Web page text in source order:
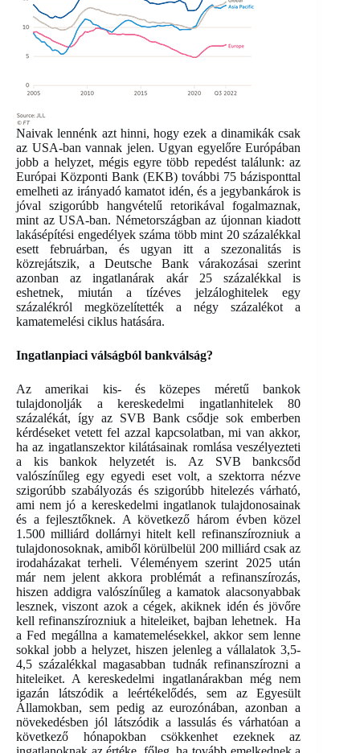
Naivak lennénk azt hinni, hogy ezek a dinamikák csak
az USA-ban vannak jelen. Ugyan egyelőre Európában
jobb a helyzet, mégis egyre több repedést találunk: az
Európai Központi Bank (EKB) további 75 bázisponttal
emelheti az irányadó kamatot idén, és a jegybankárok is
jóval szigorúbb hangvételű retorikával fogalmaznak,
mint az USA-ban. Németországban az újonnan kiadott
lakásépítési engedélyek száma több mint 20 százalékkal
esett februárban, és ugyan itt a szezonalitás is
közrejátszik, a Deutsche Bank várakozásai szerint
azonban az ingatlanárak akár 25 százalékkal is
eshetnek, miután a tízéves jelzáloghitelek egy
százalékról megközelítették a négy százalékot a
kamatemelési ciklus hatására.
Ingatlanpiaci válságból bankválság?
Az amerikai kis- és közepes méretű bankok
tulajdonolják a kereskedelmi ingatlanhitelek 80
százalékát, így az SVB Bank csődje sok emberben
kérdéseket vetett fel azzal kapcsolatban, mi van akkor,
ha az ingatlanszektor kilátásainak romlása veszélyezteti
a kis bankok helyzetét is. Az SVB bankcsőd
valószínűleg egy egyedi eset volt, a szektorra nézve
szigorúbb szabályozás és szigorúbb hitelezés várható,
ami nem jó a kereskedelmi ingatlanok tulajdonosainak
és a fejlesztőknek. A következő három évben közel
1.500 milliárd dollárnyi hitelt kell refinanszírozniuk a
tulajdonosoknak, amiből körülbelül 200 milliárd csak az
irodaházakat terheli. Véleményem szerint 2025 után
már nem jelent akkora problémát a refinanszírozás,
hiszen addigra valószínűleg a kamatok alacsonyabbak
lesznek, viszont azok a cégek, akiknek idén és jövőre
kell refinanszírozniuk a hiteleiket, bajban lehetnek. Ha
a Fed megállna a kamatemelésekkel, akkor sem lenne
sokkal jobb a helyzet, hiszen jelenleg a vállalatok 3,5-
4,5 százalékkal magasabban tudnák refinanszírozni a
hiteleiket. A kereskedelmi ingatlanárakban még nem
igazán látszódik a leértékelődés, sem az Egyesült
Államokban, sem pedig az eurozónában, azonban a
növekedésben jól látszódik a lassulás és várhatóan a
következő hónapokban csökkenhet ezeknek az